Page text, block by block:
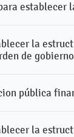
establecer
la
de gobierno
pública
la